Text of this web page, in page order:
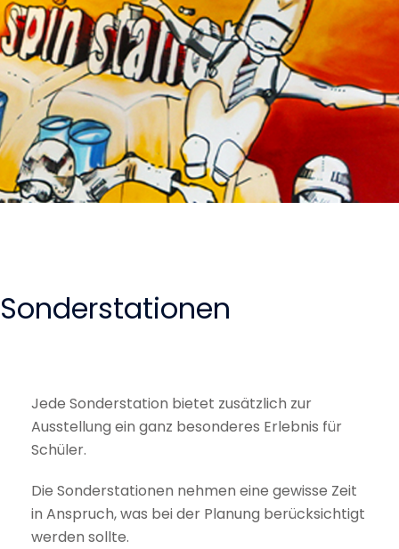
Sonderstationen
Jede Sonderstation bietet zusätzlich zur
Ausstellung ein ganz besonderes Erlebnis für
Schüler.
Die Sonderstationen nehmen eine gewisse Zeit
in Anspruch, was bei der Planung berücksichtigt
werden sollte.